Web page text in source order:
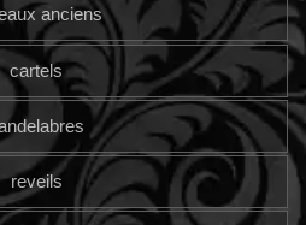
anciens
cartels
reveils